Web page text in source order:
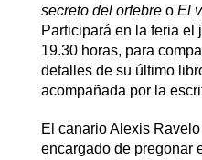
secreto del orfebre o El
Participará en la feria el
19.30 horas, para
detalles de su último
acompañada por la
El canario Alexis
encargado de pregonar